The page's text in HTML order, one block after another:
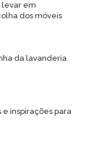
levar em
dos móveis
da lavanderia
inspirações para